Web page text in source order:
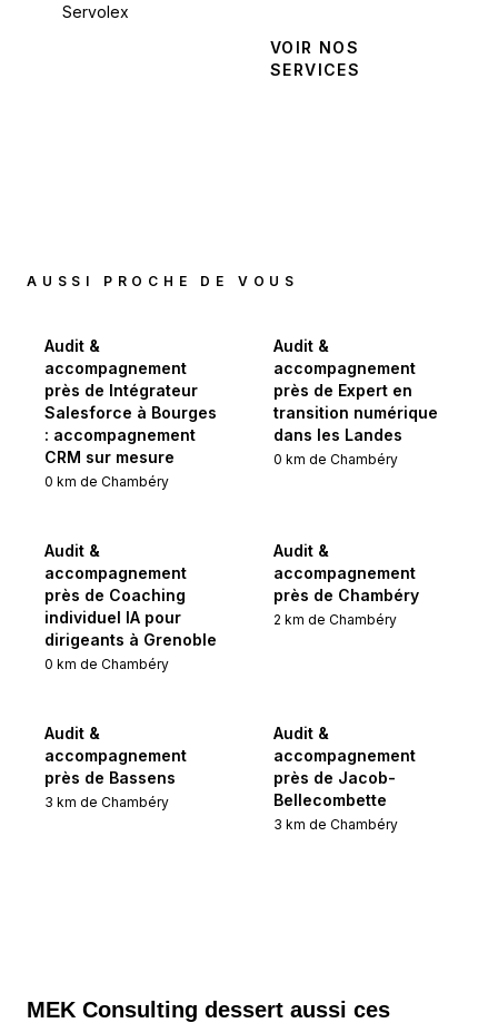
Servolex
VOIR NOS
SERVICES
AUSSI PROCHE DE VOUS
Audit &
accompagnement
près de Intégrateur
Salesforce à Bourges
: accompagnement
CRM sur mesure
0 km de Chambéry
Audit &
accompagnement
près de Expert en
transition numérique
dans les Landes
0 km de Chambéry
Audit &
accompagnement
près de Coaching
individuel IA pour
dirigeants à Grenoble
0 km de Chambéry
Audit &
accompagnement
près de Chambéry
2 km de Chambéry
Audit &
accompagnement
près de Bassens
3 km de Chambéry
Audit &
accompagnement
près de Jacob-
Bellecombette
3 km de Chambéry
MEK Consulting dessert aussi ces